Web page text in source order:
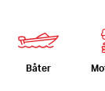
Båter